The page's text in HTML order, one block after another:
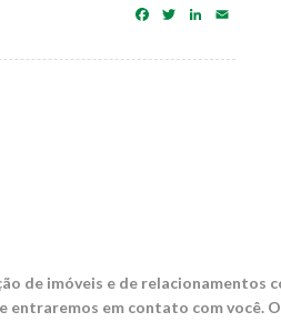
Facebook
TwitterLinkedIn
de imóveis e de relacionamentos
entraremos em contato com você.